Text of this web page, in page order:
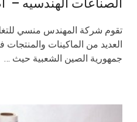
الصناعات الهندسيه –
العديد من الماكينات
جمهورية الصين الشعبية حيث …